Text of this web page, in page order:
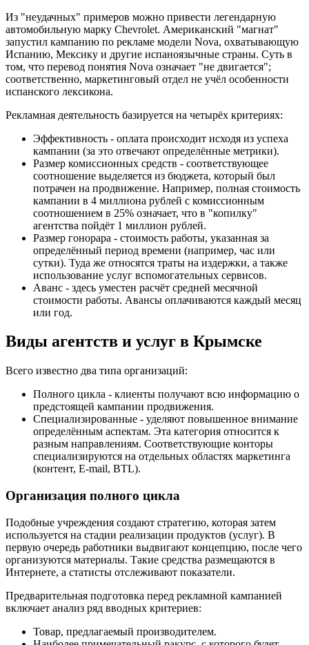
Из "неудачных" примеров можно привести легендарную
автомобильную марку Chevrolet. Американский "магнат"
запустил кампанию по рекламе модели Nova, охватывающую
Испанию, Мексику и другие испаноязычные страны. Суть в
том, что перевод понятия Nova означает "не двигается";
соответственно, маркетинговый отдел не учёл особенности
испанского лексикона.
Рекламная деятельность базируется на четырёх критериях:
Эффективность - оплата происходит исходя из успеха
кампании (за это отвечают определённые метрики).
Размер комиссионных средств - соответствующее
соотношение выделяется из бюджета, который был
потрачен на продвижение. Например, полная стоимость
кампании в 4 миллиона рублей с комиссионным
соотношением в 25% означает, что в "копилку"
агентства пойдёт 1 миллион рублей.
Размер гонорара - стоимость работы, указанная за
определённый период времени (например, час или
сутки). Туда же относятся траты на издержки, а также
использование услуг вспомогательных сервисов.
Аванс - здесь уместен расчёт средней месячной
стоимости работы. Авансы оплачиваются каждый месяц
или год.
Виды агентств и услуг в Крымске
Всего известно два типа организаций:
Полного цикла - клиенты получают всю информацию о
предстоящей кампании продвижения.
Специализированные - уделяют повышенное внимание
определённым аспектам. Эта категория относится к
разным направлениям. Соответствующие конторы
специализируются на отдельных областях маркетинга
(контент, E-mail, BTL).
Организация полного цикла
Подобные учреждения создают стратегию, которая затем
используется на стадии реализации продуктов (услуг). В
первую очередь работники выдвигают концепцию, после чего
организуются материалы. Такие средства размещаются в
Интернете, а статисты отслеживают показатели.
Предварительная подготовка перед рекламной кампанией
включает анализ ряд вводных критериев:
Товар, предлагаемый производителем.